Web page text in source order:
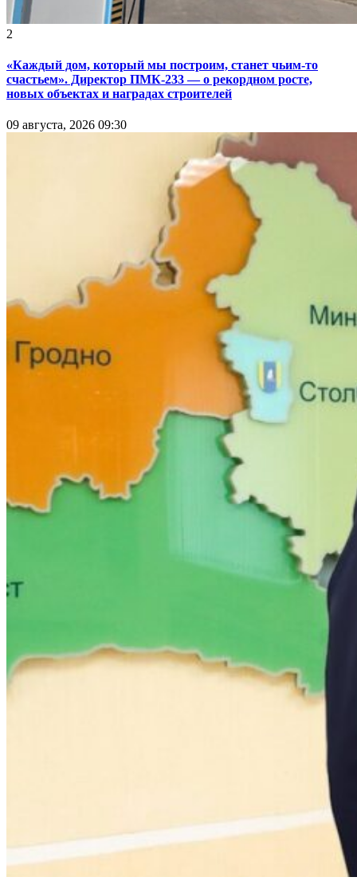
2
«Каждый дом, который мы построим, станет чьим-то
счастьем». Директор ПМК-233 — о рекордном росте,
новых объектах и наградах строителей
09 августа, 2026 09:30